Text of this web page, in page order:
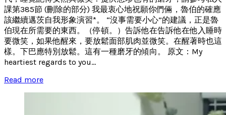
課第385節 (刪除的部分) 我最衷心地祝願你們倆，魯伯的確應
該繼續邁茨自我形象演習*。 “沒事需要小心”的建議，正是魯
伯現在所需要的東西。（停頓。）告訴他在告訴他在他入睡時
要微笑，如果他醒來，要放鬆面部肌肉並微笑。在醒著時也這
樣。下巴應特別放鬆。這有一種磨牙的傾向。 原文：My
heartiest regards to you...
Read more